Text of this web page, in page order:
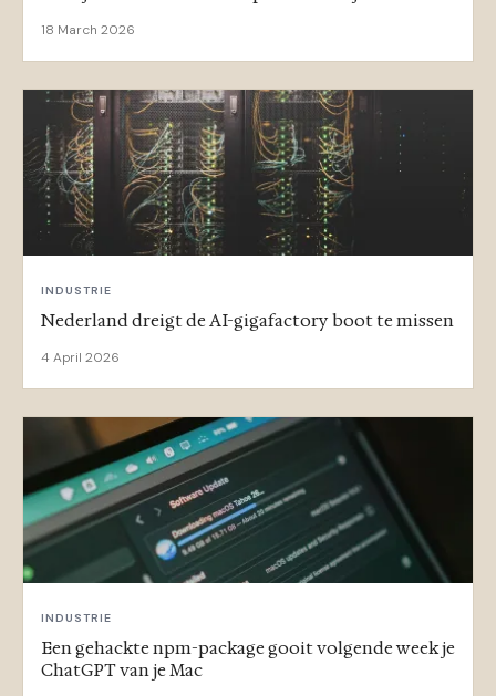
18 March 2026
INDUSTRIE
Nederland dreigt de AI-gigafactory boot te missen
4 April 2026
INDUSTRIE
Een gehackte npm-package gooit volgende week je
ChatGPT van je Mac